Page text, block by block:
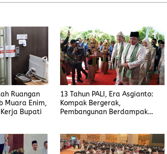
Ruangan
Muara Enim,
Bupati
13 Tahun PALI, Era Asgianto:
Kompak Bergerak,
Pembangunan Berdampak